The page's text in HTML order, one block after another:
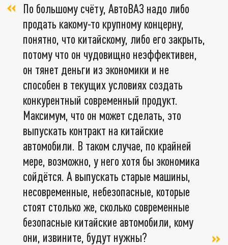
По большому счёту, АвтоВАЗ надо либо
продать какому-то крупному концерну,
понятно, что китайскому, либо его закрыть,
потому что он чудовищно неэффективен,
он тянет деньги из экономики и не
способен в текущих условиях создать
конкурентный современный продукт.
Максимум, что он может сделать, это
выпускать контракт на китайские
автомобили. В таком случае, по крайней
мере, возможно, у него хотя бы экономика
сойдётся. А выпускать старые машины,
несовременные, небезопасные, которые
стоят столько же, сколько современные
безопасные китайские автомобили, кому
они, извините, будут нужны?